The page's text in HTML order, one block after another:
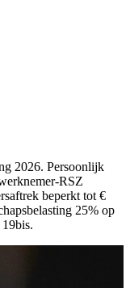
2026. Persoonlijk
RSZ
beperkt tot €
25% op